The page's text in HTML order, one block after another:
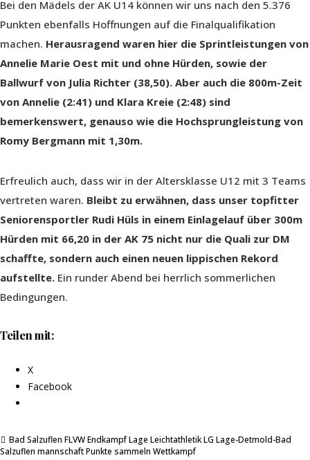
Bei den Mädels der AK U14 können wir uns nach den 5.376
Punkten ebenfalls Hoffnungen auf die Finalqualifikation
machen. Herausragend waren hier die Sprintleistungen von
Annelie Marie Oest mit und ohne Hürden, sowie der
Ballwurf von Julia Richter (38,50). Aber auch die 800m-Zeit
von Annelie (2:41) und Klara Kreie (2:48) sind
bemerkenswert, genauso wie die Hochsprungleistung von
Romy Bergmann mit 1,30m.
Erfreulich auch, dass wir in der Altersklasse U12 mit 3 Teams
vertreten waren. Bleibt zu erwähnen, dass unser topfitter
Seniorensportler Rudi Hüls in einem Einlagelauf über 300m
Hürden mit 66,20 in der AK 75 nicht nur die Quali zur DM
schaffte, sondern auch einen neuen lippischen Rekord
aufstellte. Ein runder Abend bei herrlich sommerlichen
Bedingungen.
Teilen mit:
X
Facebook
Bad Salzuflen FLVW EndkampfLage LeichtathletikLG Lage-Detmold-Bad
Salzuflen mannschaftPunkte sammeln Wettkampf